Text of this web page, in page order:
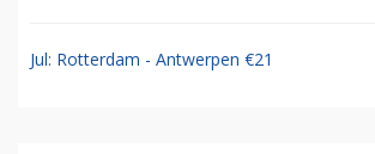
Jul: Rotterdam - Antwerpen €21